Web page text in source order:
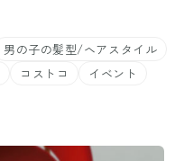
男の子の髪型/ヘアスタイル
コストコ
イベント